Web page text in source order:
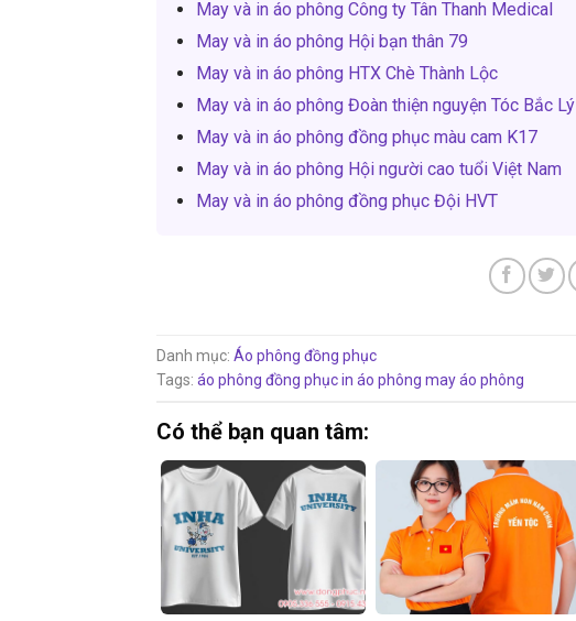
May và in áo phông Công ty Tân Thanh Medical
May và in áo phông Hội bạn thân 79
May và in áo phông HTX Chè Thành Lộc
May và in áo phông Đoàn thiện nguyện Tóc Bắc Lý
May và in áo phông đồng phục màu cam K17
May và in áo phông Hội người cao tuổi Việt Nam
May và in áo phông đồng phục Đội HVT
Danh mục: Áo phông đồng phục
Tags: áo phông đồng phụcin áo phông may áo phông
Có thể bạn quan tâm: